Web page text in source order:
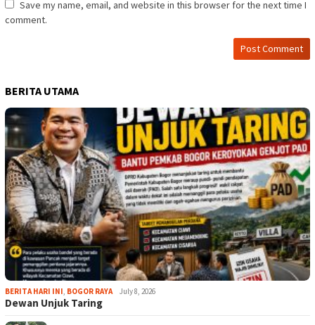
Save my name, email, and website in this browser for the next time I
comment.
BERITA UTAMA
BERITA HARI INI BOGOR RAYA July 8, 2026
Dewan Unjuk Taring